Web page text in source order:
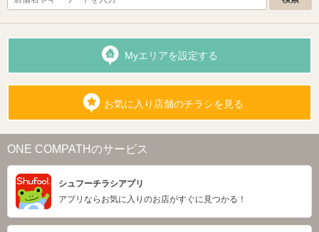
Myエリアを設定する
お気に入り店舗のチラシを見る
ONE COMPATHのサービス
シュフーチラシアプリ
アプリならお気に入りのお店がすぐに見つかる！